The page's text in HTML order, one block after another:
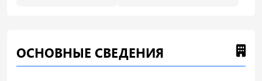
ОСНОВНЫЕ СВЕДЕНИЯ